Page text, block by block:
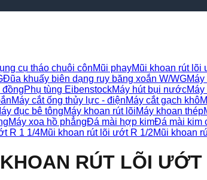
cụ tháo chuôi cônMũi phayMũi khoan rút lõi
Đũa khuấy biên dạng ruy băng xoắn W/WG
đồngPhụ tùng EibenstockMáy hút bụi nước
Máy cắt ống thủy lực - điệnMáy cắt gạch khô
đục bê tôngMáy khoan rút lõiMáy khoan thép
Máy xoa hồ phẳngĐá mài hợp kimĐá mài kim
R 1 1/4Mũi khoan rút lõi ướt R 1/2Mũi khoan
RÚT LÕI ƯỚT